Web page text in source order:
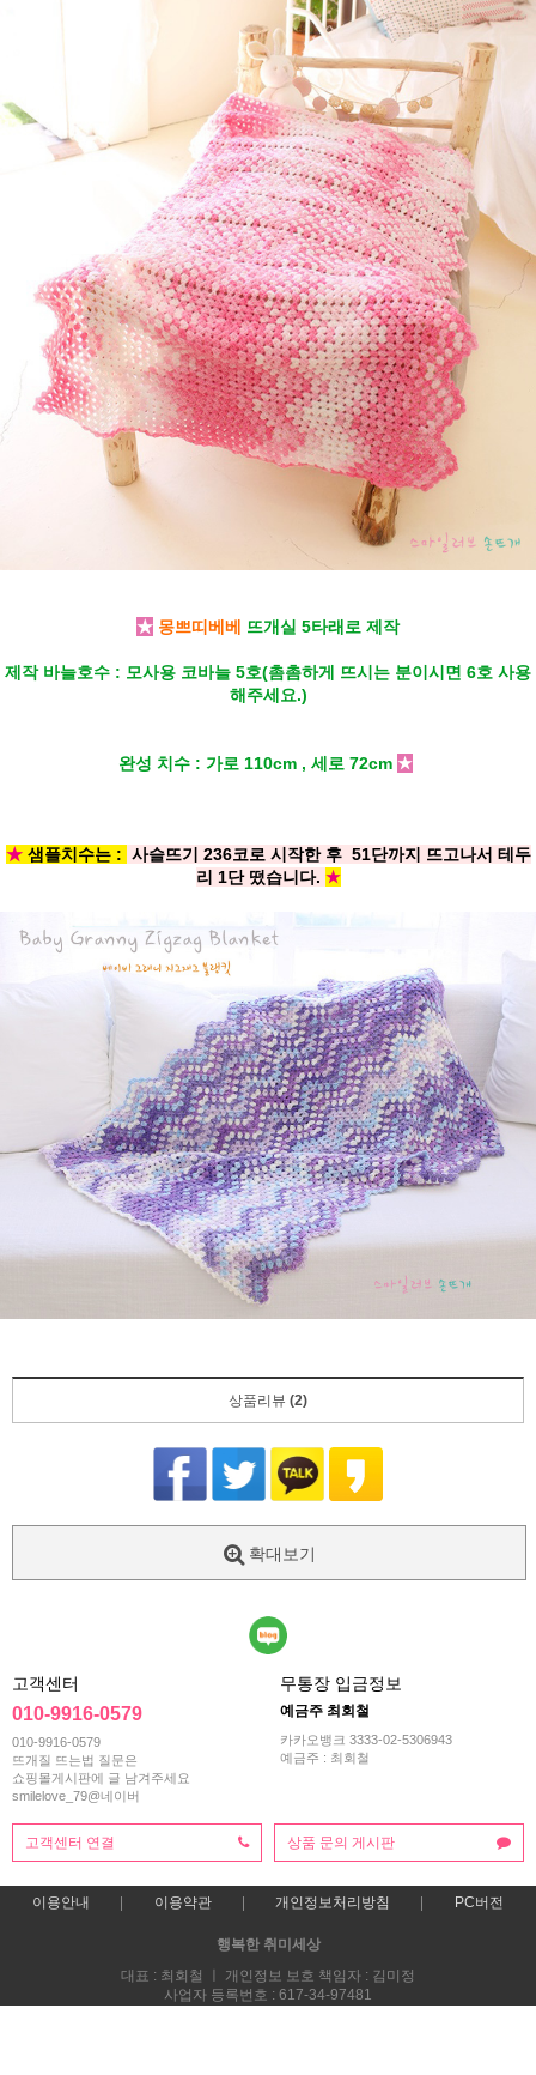
★ 몽쁘띠베베 뜨개실 5타래로 제작
제작 바늘호수 : 모사용 코바늘 5호(촘촘하게 뜨시는 분이시면 6호 사용
해주세요.)
완성 치수 : 가로 110cm , 세로 72cm ★
★샘플치수는 : 사슬뜨기 236코로 시작한 후 51단까지 뜨고나서 테두
리 1단 떴습니다. ★
상품리뷰 (2)
확대보기
고객센터
010-9916-0579
010-9916-0579
뜨개질 뜨는법 질문은
쇼핑몰게시판에 글 남겨주세요
smilelove_79@네이버
무통장 입금정보
예금주 최회철
카카오뱅크 3333-02-5306943
예금주 : 최회철
고객센터 연결 상품 문의 게시판
이용안내 이용약관 개인정보처리방침 PC버전
행복한 취미세상
대표 : 최회철 ㅣ 개인정보 보호 책임자 : 김미정
사업자 등록번호 : 617-34-97481